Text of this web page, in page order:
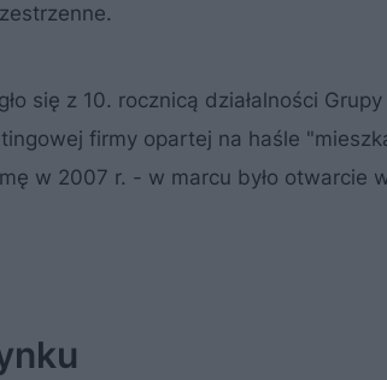
się z 10. rocznicą działalności
firmy opartej na haśle
w 2007 r. - w marcu było otwarcie